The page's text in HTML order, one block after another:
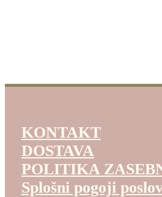
KONTAKT
DOSTAVA
POLITIKA
Splošni pogoji